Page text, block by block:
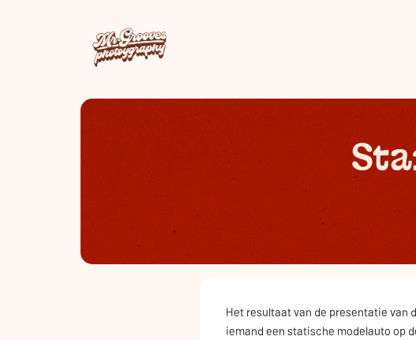
Het resultaat van de presentatie van
iemand een statische modelauto op